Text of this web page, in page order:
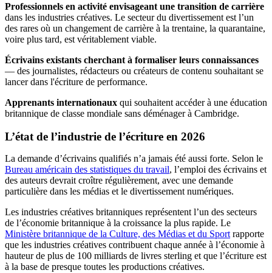
Professionnels en activité envisageant une transition de carrière
dans les industries créatives. Le secteur du divertissement est l’un
des rares où un changement de carrière à la trentaine, la quarantaine,
voire plus tard, est véritablement viable.
Écrivains existants cherchant à formaliser leurs connaissances
— des journalistes, rédacteurs ou créateurs de contenu souhaitant se
lancer dans l'écriture de performance.
Apprenants internationaux qui souhaitent accéder à une éducation
britannique de classe mondiale sans déménager à Cambridge.
L’état de l’industrie de l’écriture en 2026
La demande d’écrivains qualifiés n’a jamais été aussi forte. Selon le
Bureau américain des statistiques du travail, l’emploi des écrivains et
des auteurs devrait croître régulièrement, avec une demande
particulière dans les médias et le divertissement numériques.
Les industries créatives britanniques représentent l’un des secteurs
de l’économie britannique à la croissance la plus rapide. Le
Ministère britannique de la Culture, des Médias et du Sportrapporte
que les industries créatives contribuent chaque année à l’économie à
hauteur de plus de 100 milliards de livres sterling et que l’écriture est
à la base de presque toutes les productions créatives.